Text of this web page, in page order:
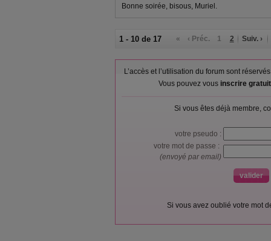
Bonne soirée, bisous, Muriel.
1 - 10 de 17 « ‹ Préc. 1 2 Suiv. ›
L’accès et l’utilisation du forum sont
Vous pouvez vous inscrire
Si vous êtes déjà membre,
votre pseudo :
votre mot de passe :
(envoyé par email)
Si vous avez oublié votre mot